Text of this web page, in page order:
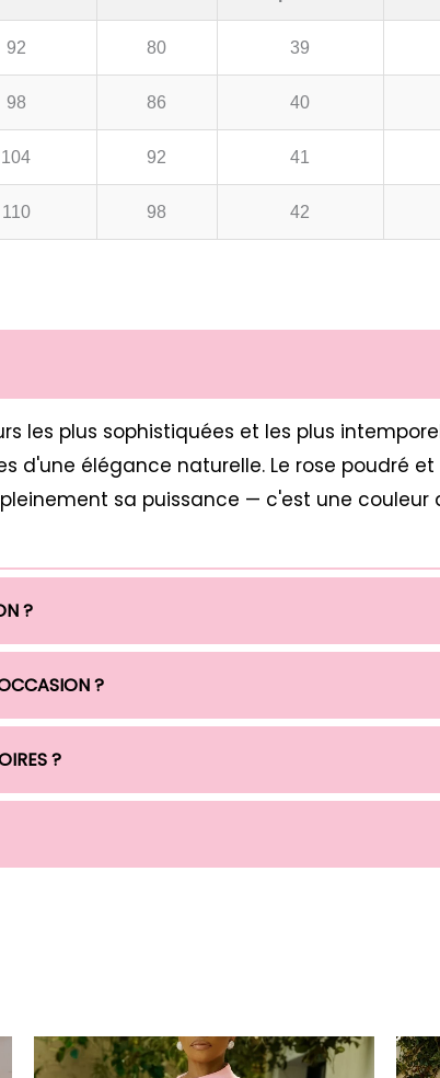
92 80 39
98 86 40
104 92 41
110 98 42
les plus sophistiquées et les plus
d'une élégance naturelle. Le rose poudré
sa puissance — c'est une
?
?
?